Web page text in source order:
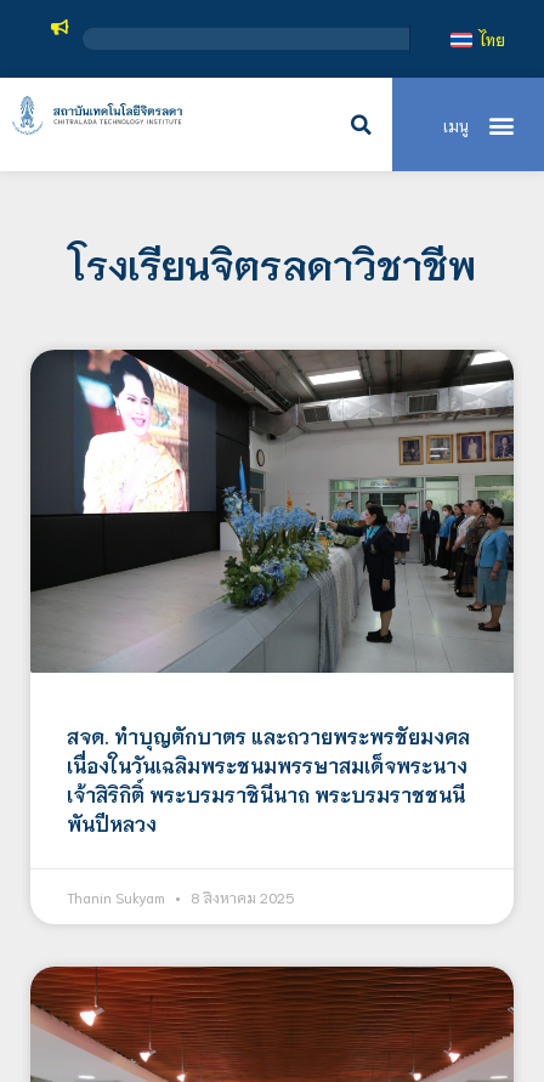
สถาบันเทคโน
ไทย
โรงเรียนจิตรลดาวิชาชีพ
สจด. ทำบุญตักบาตร และถวายพระพรชัยมงคล
เนื่องในวันเฉลิมพระชนมพรรษาสมเด็จพระนาง
เจ้าสิริกิติ์ พระบรมราชินีนาถ พระบรมราชชนนี
พันปีหลวง
Thanin Sukyam 8 สิงหาคม 2025